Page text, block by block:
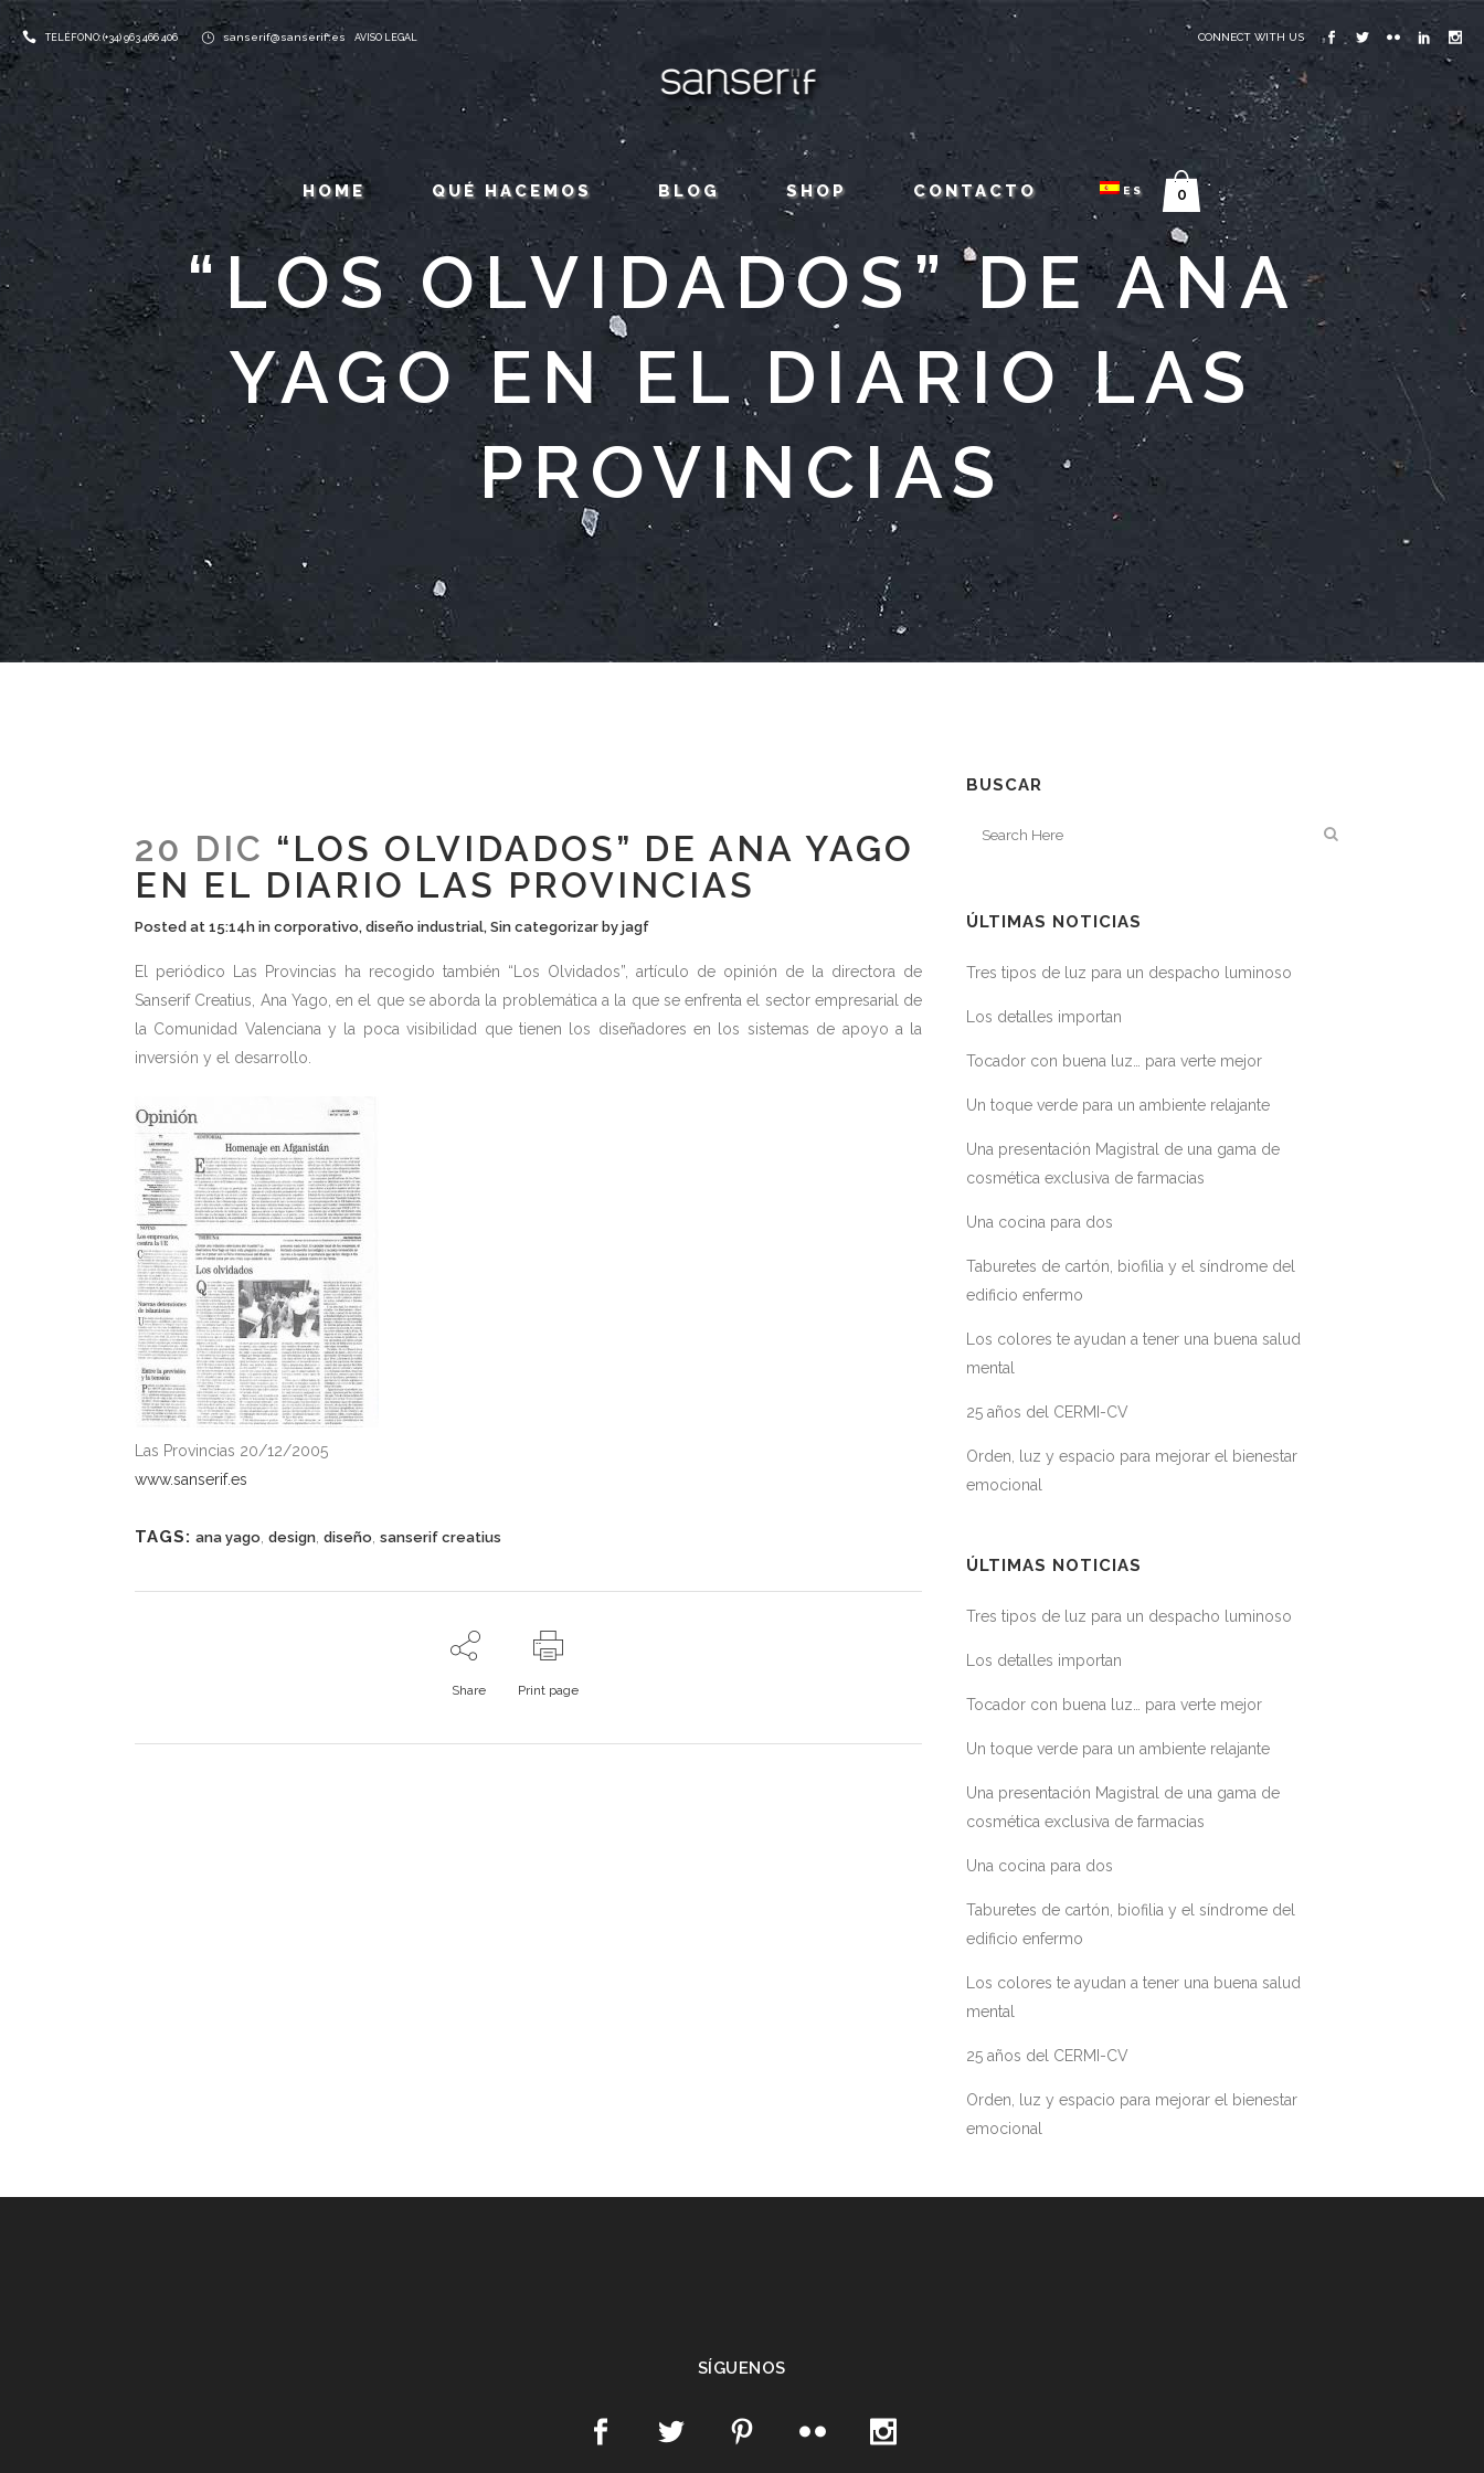
TELÉFONO: (+34) 963 466 406 sanserif@sanserif.es AVISO LEGAL CONNECT WITH US
HOME QUÉ HACEMOS BLOG SHOP CONTACTO ES 0
“LOS OLVIDADOS” DE ANA
YAGO EN EL DIARIO LAS
PROVINCIAS
20 DIC “LOS OLVIDADOS” DE ANA YAGO
EN EL DIARIO LAS PROVINCIAS
Posted at 15:14h in corporativo, diseño industrial, Sin categorizar by jagf
El periódico Las Provincias ha recogido también “Los Olvidados”, artículo de opinión de la directora de
Sanserif Creatius, Ana Yago, en el que se aborda la problemática a la que se enfrenta el sector empresarial de
la Comunidad Valenciana y la poca visibilidad que tienen los diseñadores en los sistemas de apoyo a la
inversión y el desarrollo.
Las Provincias 20/12/2005
www.sanserif.es
TAGS: ana yago design diseño sanserif creatius
Share Print page
BUSCAR
ÚLTIMAS NOTICIAS
Tres tipos de luz para un despacho luminoso
Los detalles importan
Tocador con buena luz… para verte mejor
Un toque verde para un ambiente relajante
Una presentación Magistral de una gama de
cosmética exclusiva de farmacias
Una cocina para dos
Taburetes de cartón, biofilia y el síndrome del
edificio enfermo
Los colores te ayudan a tener una buena salud
mental
25 años del CERMI-CV
Orden, luz y espacio para mejorar el bienestar
emocional
ÚLTIMAS NOTICIAS
Tres tipos de luz para un despacho luminoso
Los detalles importan
Tocador con buena luz… para verte mejor
Un toque verde para un ambiente relajante
Una presentación Magistral de una gama de
cosmética exclusiva de farmacias
Una cocina para dos
Taburetes de cartón, biofilia y el síndrome del
edificio enfermo
Los colores te ayudan a tener una buena salud
mental
25 años del CERMI-CV
Orden, luz y espacio para mejorar el bienestar
emocional
SÍGUENOS